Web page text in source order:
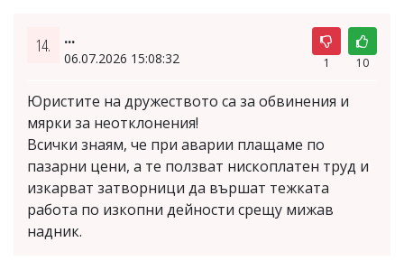
14. ...
06.07.2026 15:08:32 1 10
Юристите на дружеството са за обвинения и
мярки за неотклонения!
Всички знаям, че при аварии плащаме по
пазарни цени, а те ползват нископлатен труд и
изкарват затворници да вършат тежката
работа по изкопни дейности срещу мижав
надник.